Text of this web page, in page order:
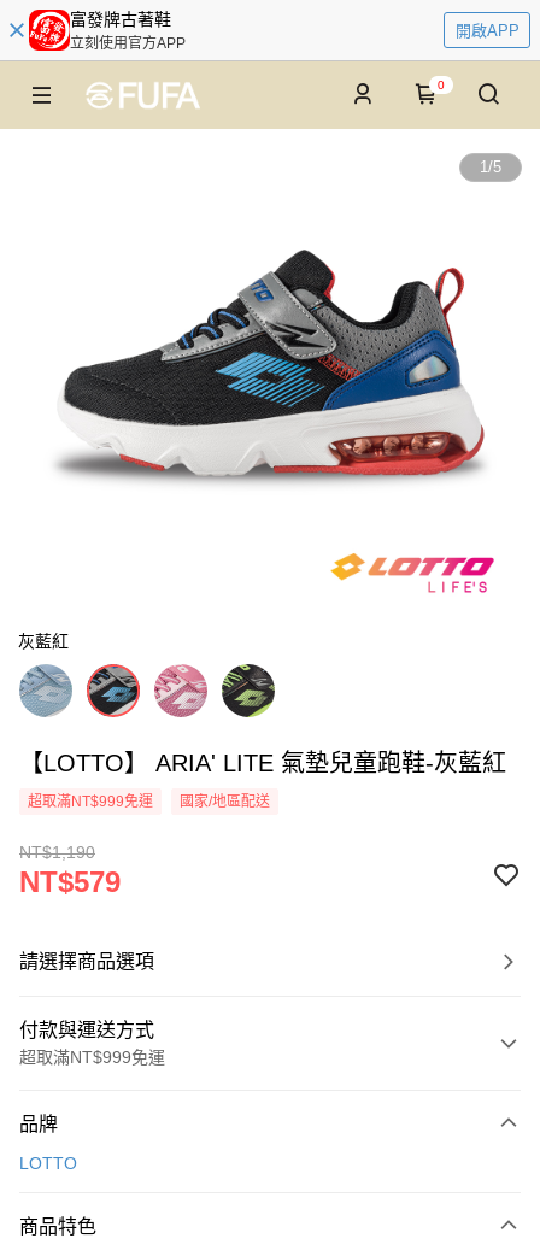
富發牌古著鞋
立刻使用官方APP
開啟APP
0
1/5
灰藍紅
【LOTTO】 ARIA' LITE 氣墊兒童跑鞋-灰藍紅
超取滿NT$999免運 國家/地區配送
NT$1,190
NT$579
請選擇商品選項
付款與運送方式
超取滿NT$999免運
信用卡一次付款
LINE Pay
品牌
LOTTO
商品特色